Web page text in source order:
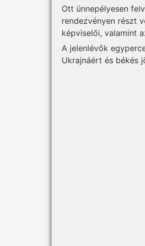
Ott ünnepélyesen
rendezvényen részt
képviselői, valamint
A jelenlévők
Ukrajnáért és békés